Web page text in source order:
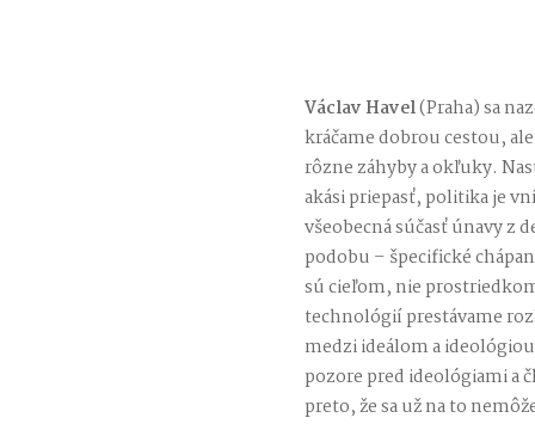
Václav Havel(Praha) sa
kráčame dobrou cestou,
rôzne záhyby a okľuky.
akási priepasť, politika je
všeobecná súčasť únavy z
podobu – špecifické
sú cieľom, nie
technológií prestávame
medzi ideálom a
pozore pred ideológiami a
preto, že sa už na to